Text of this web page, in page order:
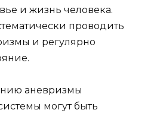
и жизнь человека.
проводить
и регулярно
аневризмы
могут быть